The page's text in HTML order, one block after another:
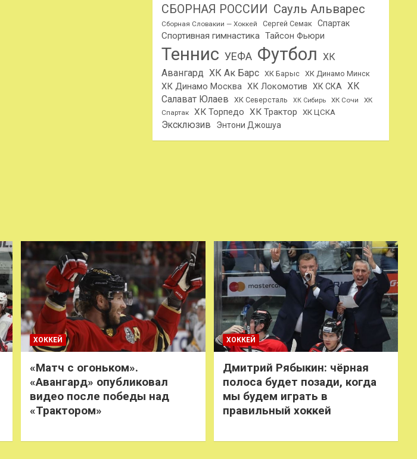
СБОРНАЯ РОССИИ Сауль Альварес
Сборная Словакии — Хоккей Сергей Семак Спартак
Спортивная гимнастика Тайсон Фьюри
Теннис УЕФА Футбол ХК
Авангард ХК Ак Барс ХК Барыс ХК Динамо Минск
ХК Динамо Москва ХК Локомотив ХК СКА
ХК
Салават Юлаев
ХК Северсталь ХК Сибирь ХК Сочи
ХК
Спартак
ХК Торпедо ХК Трактор ХК ЦСКА
Эксклюзив Энтони Джошуа
ХОККЕЙ
«Матч с огоньком».
«Авангард» опубликовал
видео после победы над
«Трактором»
ХОККЕЙ
Дмитрий Рябыкин: чёрная
полоса будет позади, когда
мы будем играть в
правильный хоккей